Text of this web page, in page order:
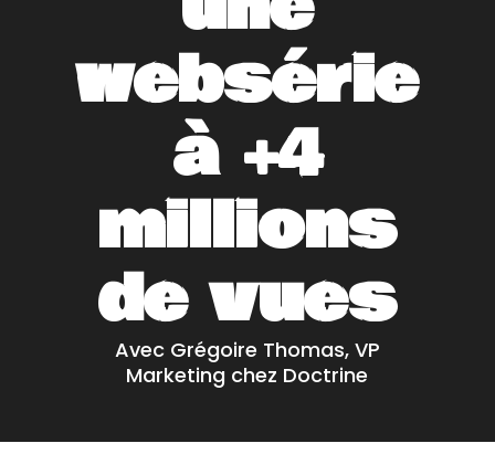
websérie
à +4
millions
de vues
Avec Grégoire Thomas, VP
Marketing chez Doctrine